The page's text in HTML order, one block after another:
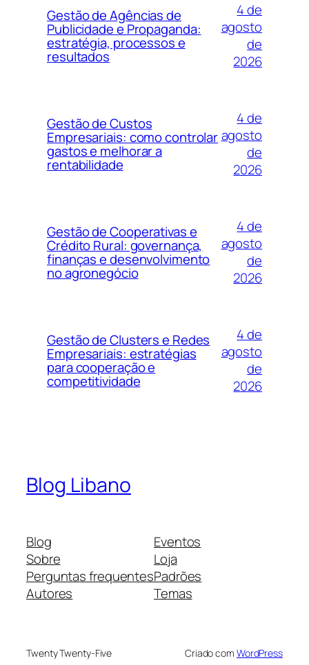
Gestão de Agências de
Publicidade e Propaganda:
estratégia, processos e
resultados
4 de
agosto
de
2026
Gestão de Custos
Empresariais: como controlar
gastos e melhorar a
rentabilidade
4 de
agosto
de
2026
Gestão de Cooperativas e
Crédito Rural: governança,
finanças e desenvolvimento
no agronegócio
4 de
agosto
de
2026
Gestão de Clusters e Redes
Empresariais: estratégias
para cooperação e
competitividade
4 de
agosto
de
2026
Blog Libano
Blog
Sobre
Perguntas frequentes
Autores
Eventos
Loja
Padrões
Temas
Twenty Twenty-Five Criado com WordPress